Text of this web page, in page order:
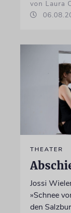
von Laura
THEATER
Jossi
»Schnee
den